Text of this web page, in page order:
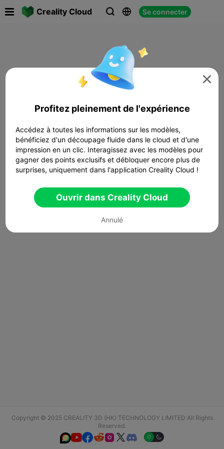
Creality Cloud   Se connecter
Copyright © 2025 CREALITY 3D (HK) TECHNOLOGY LIMITED All Rights
Reserved.
  

Profitez pleinement de l'expérience
Accédez à toutes les informations sur les modèles,
bénéficiez d'un découpage fluide dans le cloud et d'une
impression en un clic. Interagissez avec les modèles pour
gagner des points exclusifs et débloquer encore plus de
surprises, uniquement dans l'application Creality Cloud !
Ouvrir dans Creality Cloud
Annulé